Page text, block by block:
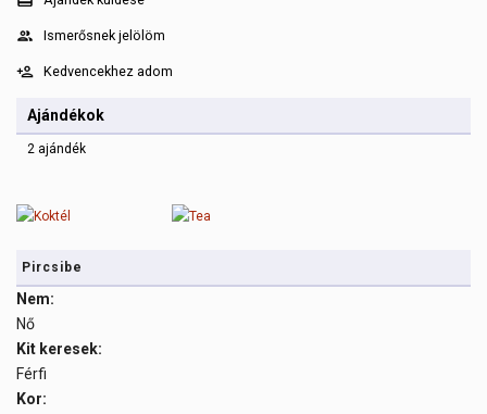
Ismerősnek jelölöm
Kedvencekhez adom
Ajándékok
2 ajándék
Pircsibe
Nem:
Nő
Kit keresek:
Férfi
Kor: